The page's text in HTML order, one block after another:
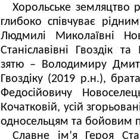
Хорольське земляцтво
глибоко співчуває
Людмилі Миколаївні
Станіславівні Гвоздік
зятю – Володимиру
Гвоздіку (2019 р.н.),
Федосійовичу
Кочатковій, усій
односельцям та бойовим
Славне ім’я Героя